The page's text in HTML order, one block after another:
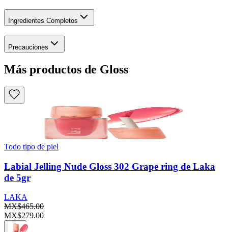
Ingredientes Completos
Precauciones
Más productos de Gloss
Todo tipo de piel
Labial Jelling Nude Gloss 302 Grape ring de Laka
de 5gr
LAKA
MX$465.00
MX$279.00